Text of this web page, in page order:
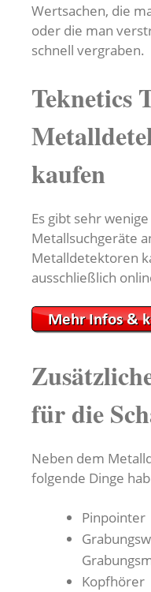
Wertsachen, die
oder die man
schnell vergraben.
Teknetics
kaufen
Es gibt sehr
Metallsuchgeräte
Metalldetektoren
ausschließlich
für die
Neben dem
folgende Dinge
Pinpointer
Kopfhörer